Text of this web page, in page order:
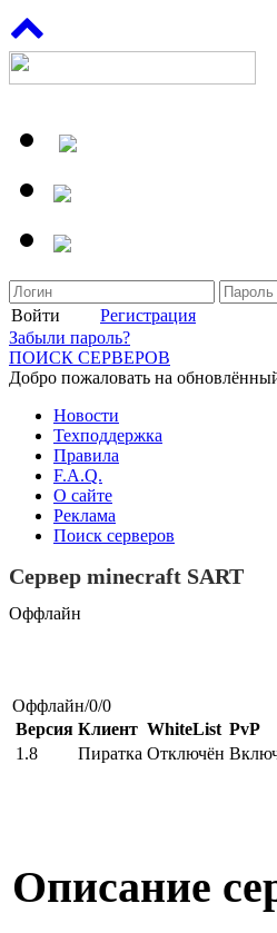
Войти
Регистрация
Забыли пароль?
ПОИСК СЕРВЕРОВ
Добро пожаловать на
Новости
Техподдержка
Правила
F.A.Q.
О сайте
Реклама
Поиск серверов
Сервер minecraft SART
Оффлайн
Оффлайн/0/0
Версия Клиент WhiteList PvP
1.8
Пиратка Отключён
Описание